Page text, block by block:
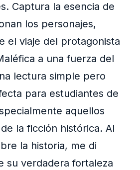
Captura la esencia de
los personajes,
el viaje del protagonista
a una fuerza del
lectura simple pero
para estudiantes de
aquellos
la ficción histórica. Al
la historia, me di
su verdadera fortaleza